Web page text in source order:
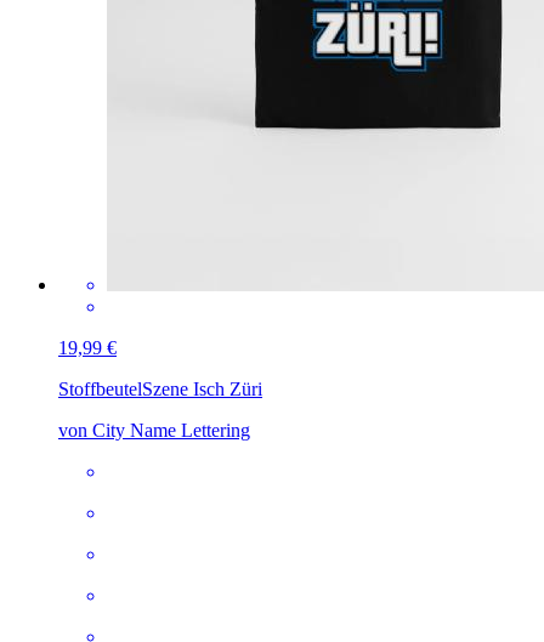
19,99 €
StoffbeutelSzene Isch Züri
von City Name Lettering